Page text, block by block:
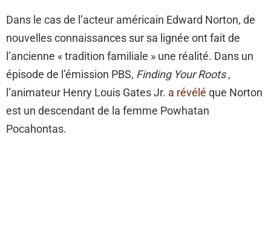
Dans le cas de l’acteur américain Edward Norton, de
nouvelles connaissances sur sa lignée ont fait de
l’ancienne « tradition familiale » une réalité. Dans un
épisode de l’émission PBS, Finding Your Roots,
l’animateur Henry Louis Gates Jr. a révélé que Norton
est un descendant de la femme Powhatan
Pocahontas.